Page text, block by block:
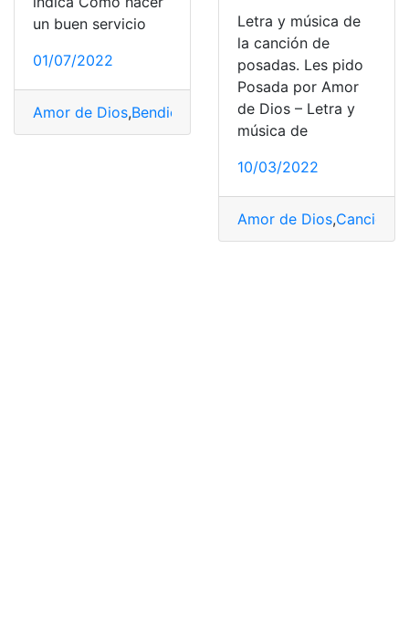
un buen servicio
01/07/2022
Amor de Dios,Bendición Reunión ,Servicio a Dios
Letra y música de
la canción de
posadas. Les pido
Posada por Amor
de Dios – Letra y
música de
10/03/2022
Amor de Dios,Canción